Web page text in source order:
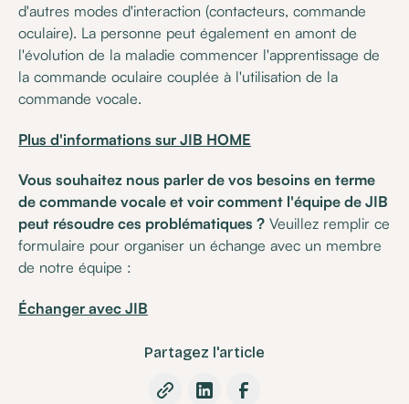
d'autres modes d'interaction (contacteurs, commande
oculaire). La personne peut également en amont de
l'évolution de la maladie commencer l'apprentissage de
la commande oculaire couplée à l'utilisation de la
commande vocale.
Plus d'informations sur JIB HOME
Vous souhaitez nous parler de vos besoins en terme
de commande vocale et voir comment l'équipe de JIB
peut résoudre ces problématiques ? Veuillez remplir ce
formulaire pour organiser un échange avec un membre
de notre équipe :
Échanger avec JIB
Partagez l'article